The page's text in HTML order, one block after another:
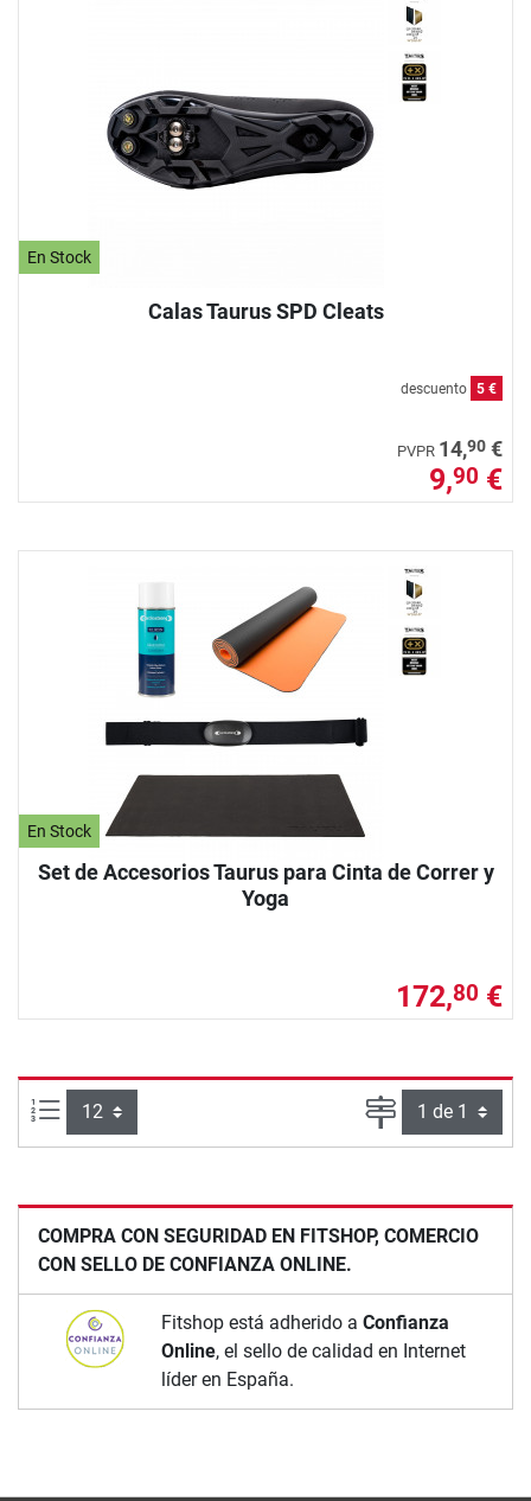
En Stock
Calas Taurus SPD Cleats
descuento 5 €
PVPR 14,90 €
9,90 €
En Stock
Set de Accesorios Taurus para Cinta de Correr y
Yoga
172,80 €
Artículos por página: Página
COMPRA CON SEGURIDAD EN FITSHOP, COMERCIO
CON SELLO DE CONFIANZA ONLINE.
Fitshop está adherido a Confianza
Online, el sello de calidad en Internet
líder en España.